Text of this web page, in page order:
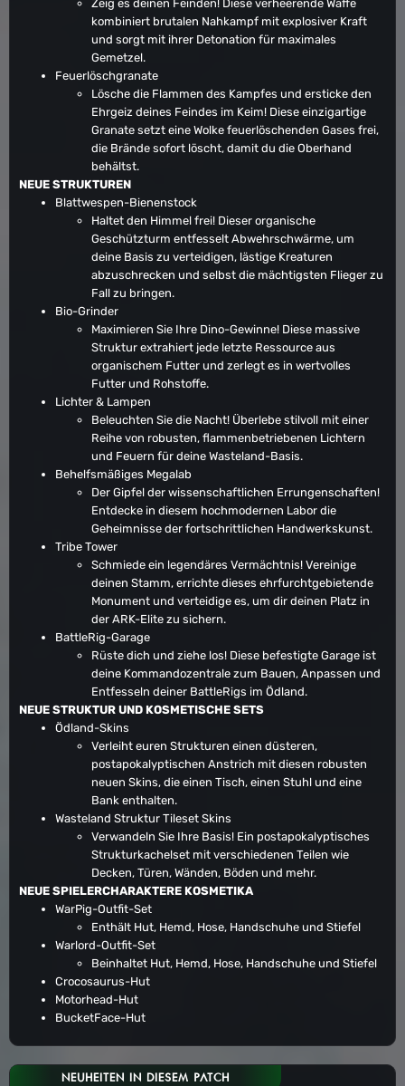
Zeig es deinen Feinden! Diese verheerende Waffe
kombiniert brutalen Nahkampf mit explosiver Kraft
und sorgt mit ihrer Detonation für maximales
Gemetzel.
Feuerlöschgranate
Lösche die Flammen des Kampfes und ersticke den
Ehrgeiz deines Feindes im Keim! Diese einzigartige
Granate setzt eine Wolke feuerlöschenden Gases frei,
die Brände sofort löscht, damit du die Oberhand
behältst.
NEUE STRUKTUREN
Blattwespen-Bienenstock
Haltet den Himmel frei! Dieser organische
Geschützturm entfesselt Abwehrschwärme, um
deine Basis zu verteidigen, lästige Kreaturen
abzuschrecken und selbst die mächtigsten Flieger zu
Fall zu bringen.
Bio-Grinder
Maximieren Sie Ihre Dino-Gewinne! Diese massive
Struktur extrahiert jede letzte Ressource aus
organischem Futter und zerlegt es in wertvolles
Futter und Rohstoffe.
Lichter & Lampen
Beleuchten Sie die Nacht! Überlebe stilvoll mit einer
Reihe von robusten, flammenbetriebenen Lichtern
und Feuern für deine Wasteland-Basis.
Behelfsmäßiges Megalab
Der Gipfel der wissenschaftlichen Errungenschaften!
Entdecke in diesem hochmodernen Labor die
Geheimnisse der fortschrittlichen Handwerkskunst.
Tribe Tower
Schmiede ein legendäres Vermächtnis! Vereinige
deinen Stamm, errichte dieses ehrfurchtgebietende
Monument und verteidige es, um dir deinen Platz in
der ARK-Elite zu sichern.
BattleRig-Garage
Rüste dich und ziehe los! Diese befestigte Garage ist
deine Kommandozentrale zum Bauen, Anpassen und
Entfesseln deiner BattleRigs im Ödland.
NEUE STRUKTUR UND KOSMETISCHE SETS
Ödland-Skins
Verleiht euren Strukturen einen düsteren,
postapokalyptischen Anstrich mit diesen robusten
neuen Skins, die einen Tisch, einen Stuhl und eine
Bank enthalten.
Wasteland Struktur Tileset Skins
Verwandeln Sie Ihre Basis! Ein postapokalyptisches
Strukturkachelset mit verschiedenen Teilen wie
Decken, Türen, Wänden, Böden und mehr.
NEUE SPIELERCHARAKTERE KOSMETIKA
WarPig-Outfit-Set
Enthält Hut, Hemd, Hose, Handschuhe und Stiefel
Warlord-Outfit-Set
Beinhaltet Hut, Hemd, Hose, Handschuhe und Stiefel
Crocosaurus-Hut
Motorhead-Hut
BucketFace-Hut
NEUHEITEN IN DIESEM PATCH